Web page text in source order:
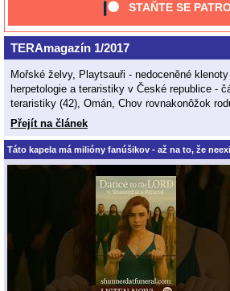
STAŇTE SE
TERAmagazín 1/2017
Mořské želvy, Playtsauři - nedoceněné
herpetologie a teraristiky v České republice -
teraristiky (42), Omán, Chov rovnakonôžok
Přejít na článek
Táto kapela má milióny fanúšikov - až na to, že